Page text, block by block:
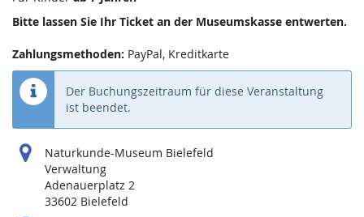
Bitte lassen Sie Ihr Ticket an der Museumskasse entwerten.
Zahlungsmethoden: PayPal, Kreditkarte
Der Buchungszeitraum für diese Veranstaltung
ist beendet.
Naturkunde-Museum Bielefeld
Verwaltung
Adenauerplatz 2
33602 Bielefeld